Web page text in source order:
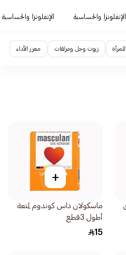
والحساسية الإنفلونزا والحساسية
للمرأة زيوت وجل ومزلقات معزز الأداء
+
ماسكولان داس كوندوم لمتعة
أطول 3قطع
15